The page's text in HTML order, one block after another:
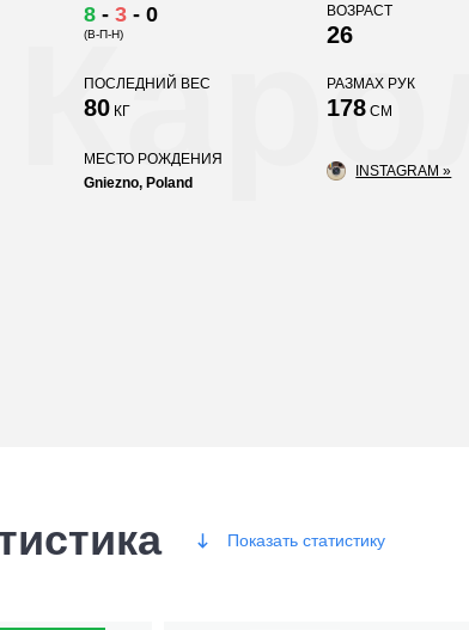
8 - 3 - 0
(В-П-Н)
ВОЗРАСТ
26
ПОСЛЕДНИЙ ВЕС
80 КГ
РАЗМАХ РУК
178 СМ
МЕСТО РОЖДЕНИЯ
Gniezno, Poland
INSTAGRAM »
Показатьстатистику